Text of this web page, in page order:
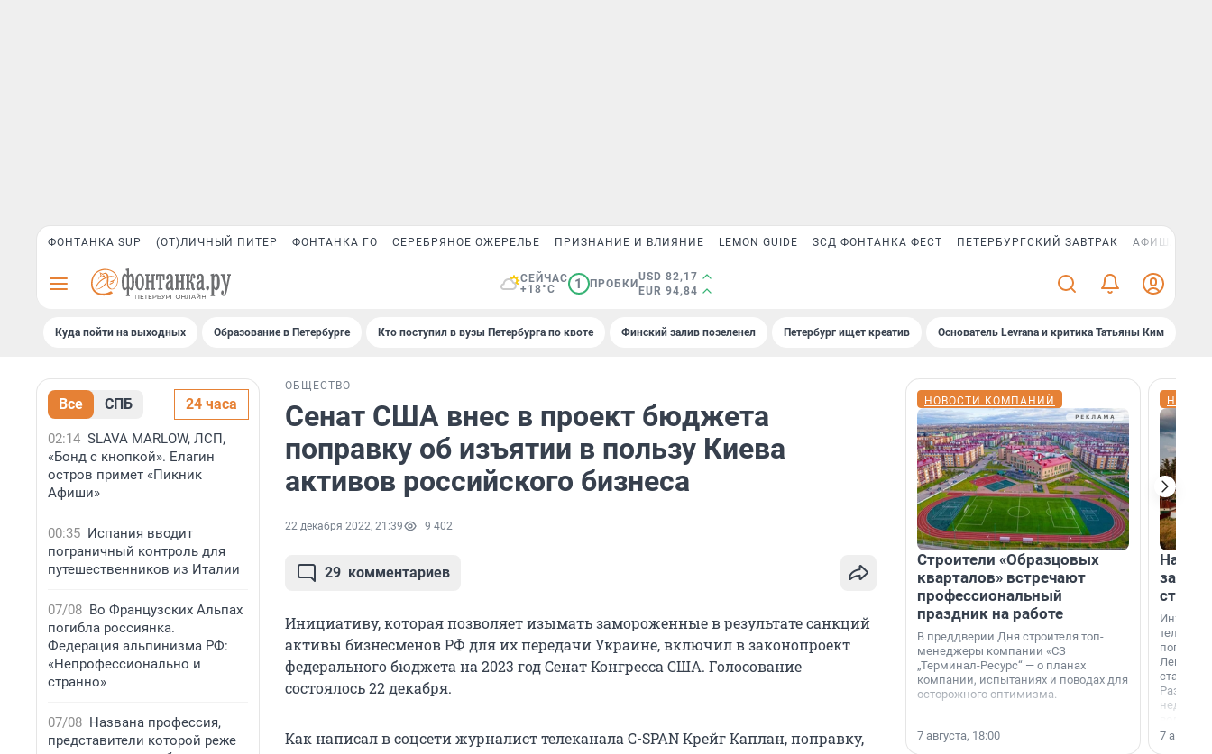
ФОНТАНКА SUP (ОТ)ЛИЧНЫЙ ПИТЕР ФОНТАНКА ГО СЕРЕБРЯНОЕ ОЖЕРЕЛЬЕ ПРИЗНАНИЕ И ВЛИЯНИЕ LEMON GUIDE ЗСД ФОНТАНКА ФЕСТ ПЕТЕРБУРГСКИЙ ЗАВТРАК АФИША PLUS
СЕЙЧАС
+18°C
1 ПРОБКИ
USD 82,17
EUR 94,84
Куда пойти на выходных Образование в Петербурге Кто поступил в вузы Петербурга по квоте Финский залив позеленел Петербург ищет креатив Основатель Levrana и критика Татьяны Ким
Все СПБ 24 часа
02:14 SLAVA MARLOW, ЛСП,
«Бонд с кнопкой». Елагин
остров примет «Пикник
Афиши»
00:35 Испания вводит
пограничный контроль для
путешественников из Италии
07/08 Во Французских Альпах
погибла россиянка.
Федерация альпинизма РФ:
«Непрофессионально и
странно»
07/08 Названа профессия,
представители которой реже
ОБЩЕСТВО
Сенат США внес в проект бюджета
поправку об изъятии в пользу Киева
активов российского бизнеса
22 декабря 2022, 21:39 9 402
29 комментариев
Инициативу, которая позволяет изымать замороженные в результате санкций
активы бизнесменов РФ для их передачи Украине, включил в законопроект
федерального бюджета на 2023 год Сенат Конгресса США. Голосование
состоялось 22 декабря.
Как написал в соцсети журналист телеканала C-SPAN Крейг Каплан, поправку,
НОВОСТИ КОМПАНИЙ
Строители «Образцовых
кварталов» встречают
профессиональный
праздник на работе
В преддверии Дня строителя топ-
менеджеры компании «СЗ
„Терминал-Ресурс“ — о планах
компании, испытаниях и поводах для
осторожного оптимизма.
7 августа, 18:00
На
станции
7